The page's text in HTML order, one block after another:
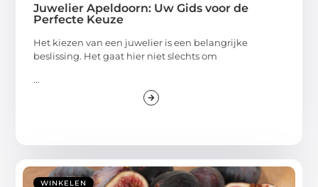
Juwelier Apeldoorn: Uw Gids voor de
Perfecte Keuze
Het kiezen van een juwelier is een belangrijke
beslissing. Het gaat hier niet slechts om
...
WINKELEN